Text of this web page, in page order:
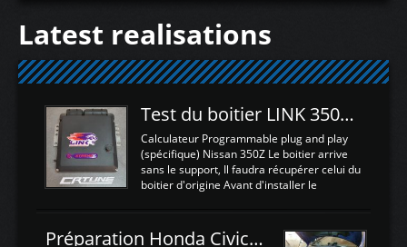
Latest realisations
Test du boitier LINK 350Z Plugin ECU
Calculateur Programmable plug and play
(spécifique) Nissan 350Z Le boitier arrive
sans le support, Il faudra récupérer celui du
boitier d'origine Avant d'installer le
d'envoyer l'information de la large bande
Préparation Honda Civic Type R FK2